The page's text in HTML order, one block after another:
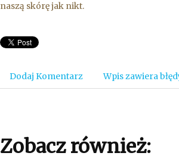
naszą skórę jak nikt.
Dodaj Komentarz Wpis zawiera
Zobacz również: